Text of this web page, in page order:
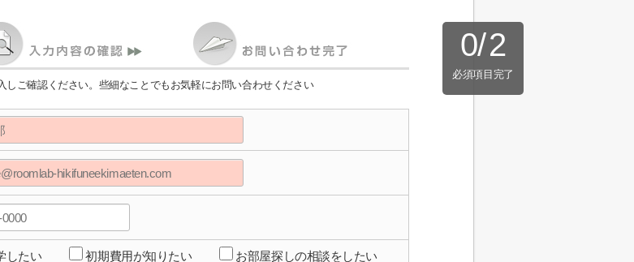
0/2
必須項目完了
しご確認ください。些細なことでもお気軽にお問い合わせください
したい 初期費用が知りたい
お部屋探しの相談をしたい